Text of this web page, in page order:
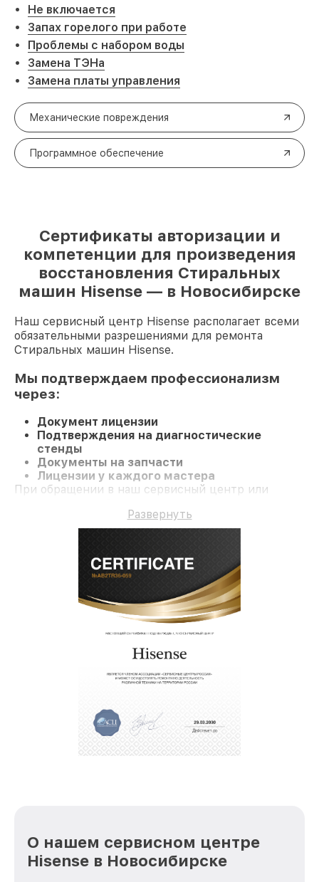
Не включается
Запах горелого при работе
Проблемы с набором воды
Замена ТЭНа
Замена платы управления
Механические повреждения
Программное обеспечение
Сертификаты авторизации и
компетенции для произведения
восстановления Стиральных
машин Hisense — в Новосибирске
Наш сервисный центр Hisense располагает всеми
обязательными разрешениями для ремонта
Стиральных машин Hisense.
Мы подтверждаем профессионализм
через:
Документ лицензии
Подтверждения на диагностические
стенды
Документы на запчасти
Лицензии у каждого мастера
При обращении в наш сервисный центр или
получает профессиональный сервис и
официальную гарантию до 3 лет.
Развернуть
О нашем сервисном центре
Hisense в Новосибирске